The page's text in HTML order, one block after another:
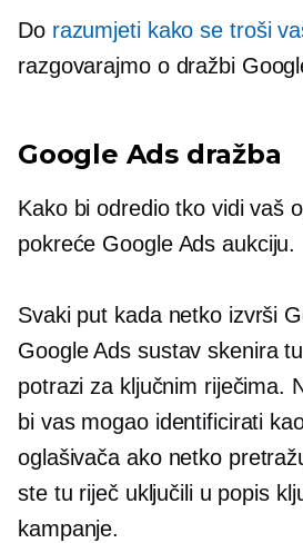
Do razumjeti kako se troši
razgovarajmo o dražbi
Google Ads dražba
Kako bi odredio tko vidi vaš
pokreće Google Ads aukciju.
Svaki put kada netko izvrši
Google Ads sustav skenira
potrazi za ključnim riječima.
bi vas mogao identificirati
oglašivača ako netko
ste tu riječ uključili u popis
kampanje.